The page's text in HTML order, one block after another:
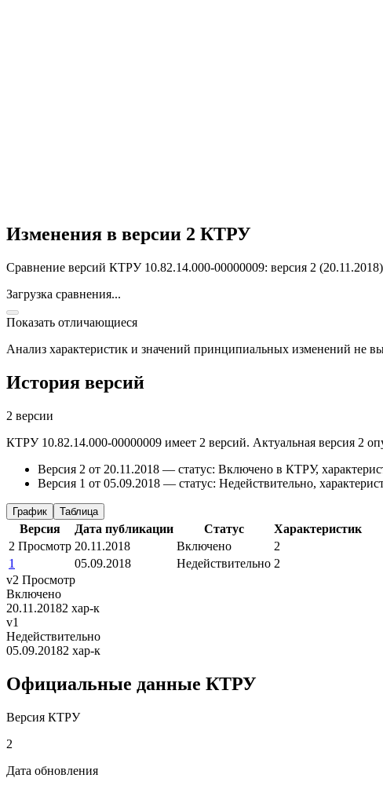
Изменения в версии 2 КТРУ
Сравнение версий КТРУ 10.82.14.000-00000009: версия 2
Загрузка сравнения...
Показать отличающиеся
Анализ характеристик и значений принципиальных изменений не
История версий
2 версии
КТРУ 10.82.14.000-00000009 имеет 2 версий. Актуальная версия 2
Версия 2 от 20.11.2018 — статус: Включено в КТРУ,
Версия 1 от 05.09.2018 — статус: Недействительно,
График Таблица
Версия Дата публикации Статус
Характеристик
2 Просмотр 20.11.2018 Включено
2
1
05.09.2018 Недействительно 2
v2 Просмотр
Включено
20.11.20182 хар-к
v1
Недействительно
05.09.20182 хар-к
Официальные данные КТРУ
Версия КТРУ
2
Дата обновления